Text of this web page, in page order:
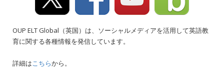
OUP ELT Global（英国）は、ソーシャルメディアを活用して英語教
育に関する各種情報を発信しています。
詳細はこちらから。